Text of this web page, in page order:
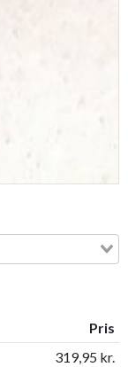
Pris
319,95 kr.